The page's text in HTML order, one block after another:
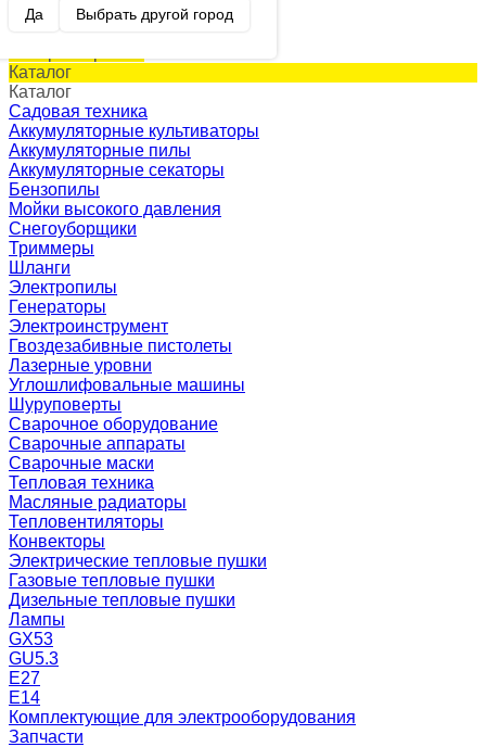
Да Выбрать другой город
0 p.
(пусто)
Каталог
Каталог
Садовая техника
Аккумуляторные культиваторы
Аккумуляторные пилы
Аккумуляторные секаторы
Бензопилы
Мойки высокого давления
Снегоуборщики
Триммеры
Шланги
Электропилы
Генераторы
Электроинструмент
Гвоздезабивные пистолеты
Лазерные уровни
Углошлифовальные машины
Шуруповерты
Сварочное оборудование
Сварочные аппараты
Сварочные маски
Тепловая техника
Масляные радиаторы
Тепловентиляторы
Конвекторы
Электрические тепловые пушки
Газовые тепловые пушки
Дизельные тепловые пушки
Лампы
GX53
GU5.3
Е27
Е14
Комплектующие для электрооборудования
Запчасти